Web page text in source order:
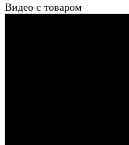
Видео с товаром